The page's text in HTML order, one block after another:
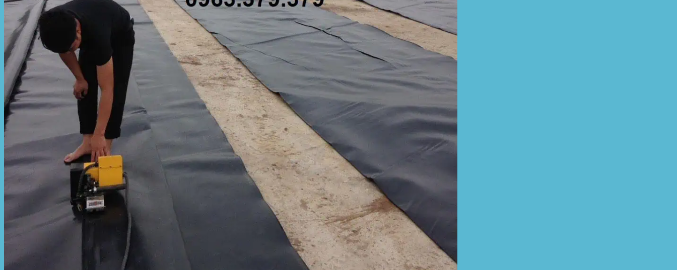
Dù che sự kiện
Dù lệch tâm
Sản Phẩm Mái Che Di Động
Mái hiên di động
Mái xếp di động
Nhà bạt di động
Motor kéo bạt che
Dự Án Hòa Phát Đạt
Lưới che nắng
Màng phủ nông nghiệp
Bạt Kéo Quán Cafe
Bạt Kéo Sân Trường
Thi Công Mái Xếp Hà Nội
Thi Công Mái Xếp TPHCM
Thi Công Mái Xếp Bình Dương
Thi Công Mái Xếp Biên Hòa
Tin tức
May bạt mái che
Thi công bạt lót lồ
Thay bạt áo dù
Thay bạt mái che
Thi công mái tôn